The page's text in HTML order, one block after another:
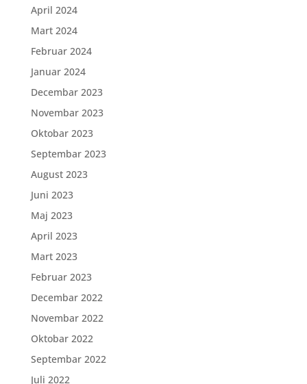
April 2024
Mart 2024
Februar 2024
Januar 2024
Decembar 2023
Novembar 2023
Oktobar 2023
Septembar 2023
August 2023
Juni 2023
Maj 2023
April 2023
Mart 2023
Februar 2023
Decembar 2022
Novembar 2022
Oktobar 2022
Septembar 2022
Juli 2022